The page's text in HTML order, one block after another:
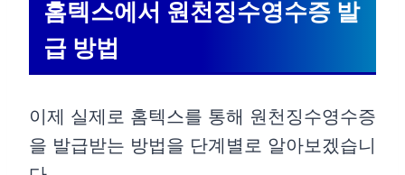
홈텍스에서 원천징수영수증 발
급 방법
이제 실제로 홈텍스를 통해 원천징수영수증
을 발급받는 방법을 단계별로 알아보겠습니